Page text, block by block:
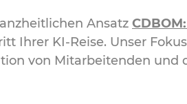
Ansatz
Ihrer KI-Reise. Unser
von Mitarbeitenden und